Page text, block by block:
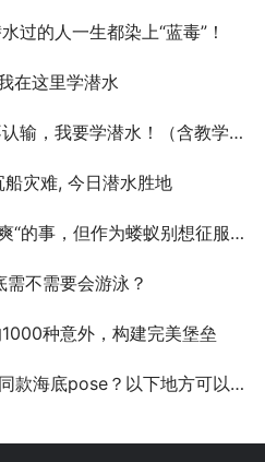
过的人一生都染上“蓝毒”！
在这里学潜水
，我要学潜水！（含教学视频）
船灾难, 今日潜水胜地
事，但作为蝼蚁别想征服海洋！
不需要会游泳？
种意外，构建完美堡垒
底pose？以下地方可以帮你实现！